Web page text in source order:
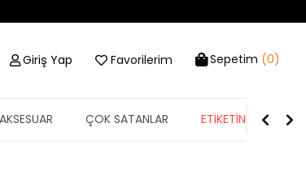
Giriş Yap Favorilerim Sepetim (0)
AKSESUAR ÇOK SATANLAR ETİKETİN YARISI